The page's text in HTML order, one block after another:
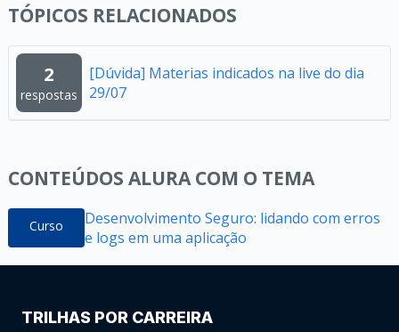
TÓPICOS RELACIONADOS
2
respostas
[Dúvida] Materias indicados na live do dia
29/07
CONTEÚDOS ALURA COM O TEMA
Curso
Desenvolvimento Seguro: lidando com erros
e logs em uma aplicação
TRILHAS POR CARREIRA